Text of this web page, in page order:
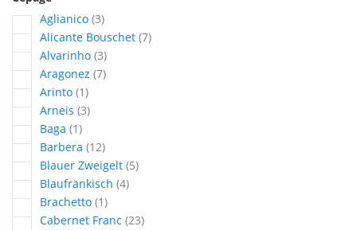
Aglianico 3articles
Alicante Bouschet 7articles
Alvarinho 3articles
Aragonez 7articles
Arinto 1article
Arneis 3articles
Baga 1article
Barbera 12articles
Blauer Zweigelt 5articles
Blaufränkisch 4articles
Brachetto 1article
Cabernet Franc 23articles